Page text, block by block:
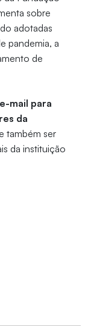
sobre
adotadas
pandemia, a
de
mail para
da
também ser
da instituição